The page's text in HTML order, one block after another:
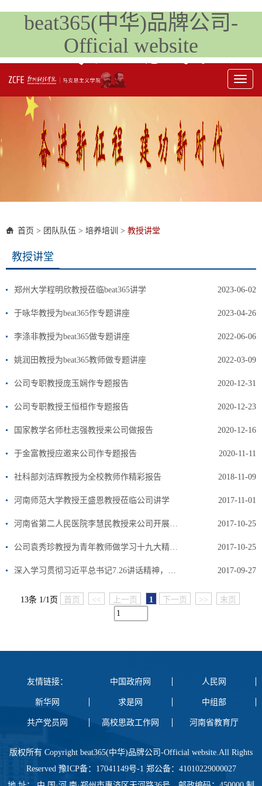
beat365(中华)品牌公司-
Official website
Toggle
首页 > 团队队伍 > 培养培训 > 教授讲堂
教授讲堂
郑州大学程明欣教授莅临beat365讲学 2023-06-02
于咏华教授为beat365作专题讲座 2023-04-26
李涤非教授为beat365做专题讲座 2022-06-06
姚润田教授为beat365教师做专题讲座 2022-03-09
公司专职教授庞玉娴作专题报告 2020-12-31
公司专职教授王恒桓作专题报告 2020-12-23
国家教学名师杜志强教授来公司做报告 2020-12-16
于金富教授应邀来公司作专题报告 2020-11-11
社科部刘洁辉教授为全校教师作精彩报告 2018-11-09
河南师范大学教授王盛恩教授莅临公司讲学 2017-11-01
2017-10-25
2017-10-25
2017-09-27
13条 1/1页 首页 << 上一页 1 下一页 >> 末页
友情链接： 中国政府网 人民网
新华网 求是网 中组部
共产党员网 高校思政工作网 河南省教育厅
版权所有 Copyright beat365(中华)品牌公司-Official website.All Rights
Reserved 豫ICP备：17041149号-1 郑公备：41010229000027